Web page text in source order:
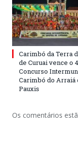
Carimbó da Terra
de Curuai vence o
Concurso
Carimbó do Arraiá
Pauxis
Os comentários